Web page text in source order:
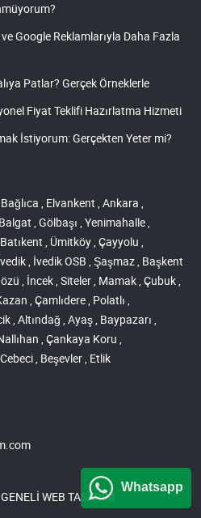
Google Reklamlarıyla Daha Fazla
Patlar? Gerçek Örneklerle
Fiyat Teklifi Hazırlatma Hizmeti
İstiyorum: Gerçekten Yeter mi?
, Elvankent , Ankara ,
, Gölbaşı , Yenimahalle ,
, Ümitköy , Çayyolu ,
, İvedik OSB , Şaşmaz , Başkent
, İncek , Siteler , Mamak , Çubuk ,
, Çamlıdere , Polatlı ,
, Altındağ , Ayaş , Baypazarı ,
, Çankaya Koru ,
, Beşevler , Etlik
WEB TASARIM
Whatsapp